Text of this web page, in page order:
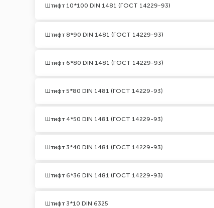
Штифт 10*100 DIN 1481 (ГОСТ 14229-93)
Штифт 8*90 DIN 1481 (ГОСТ 14229-93)
Штифт 6*80 DIN 1481 (ГОСТ 14229-93)
Штифт 5*80 DIN 1481 (ГОСТ 14229-93)
Штифт 4*50 DIN 1481 (ГОСТ 14229-93)
Штифт 3*40 DIN 1481 (ГОСТ 14229-93)
Штифт 6*36 DIN 1481 (ГОСТ 14229-93)
Штифт 3*10 DIN 6325